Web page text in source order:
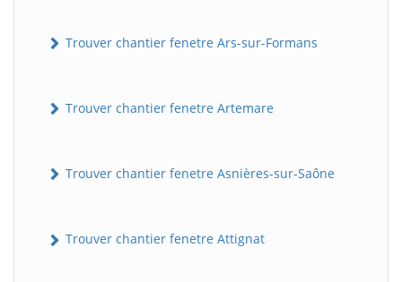
Trouver chantier fenetre Ars-sur-Formans
Trouver chantier fenetre Artemare
Trouver chantier fenetre Asnières-sur-Saône
Trouver chantier fenetre Attignat